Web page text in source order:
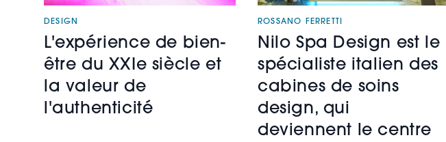
DESIGN
L'expérience de bien-
être du XXIe siècle et
la valeur de
l'authenticité
ROSSANO FERRETTI
Nilo Spa Design est le
spécialiste italien des
cabines de soins
design, qui
deviennent le centre